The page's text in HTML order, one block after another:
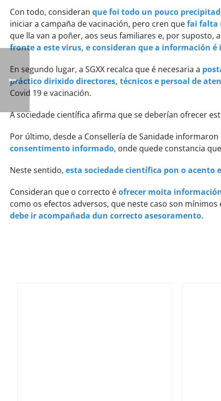
Con todo, consideran que foi todo un pouco
iniciar a campaña de vacinación, pero cren quefai falta
que lla van a poñer, aos seus familiares e, por suposto,
fronte a este virus, e consideran que a información
En segundo lugar, a SGXX recalca que é necesaria a
práctico dirixido directores, técnicos e persoal de
Covid 19 e vacinación.
A sociedade científica afirma que se deberían ofrecer
Por último, desde a Consellería de Sanidade
consentimento informado, onde quede constancia
Neste sentido, esta sociedade científica pon o acento
Consideran que o correcto éofrecer moita
como os efectos adversos, que neste caso son
debe ir acompañada dun correcto asesoramento.